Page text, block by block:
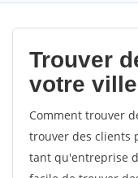
Trouver
votre
Comment trouver
trouver des clients
tant qu'entreprise